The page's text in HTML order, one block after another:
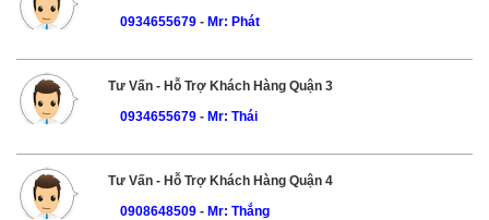
0934655679- Mr: Phát
Tư Vấn - Hỗ Trợ Khách Hàng Quận 3
0934655679- Mr: Thái
Tư Vấn - Hỗ Trợ Khách Hàng Quận 4
0908648509- Mr: Thắng